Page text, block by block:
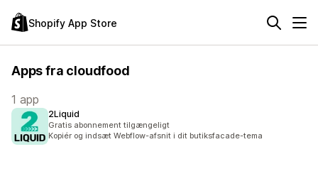
Shopify App Store
Apps fra cloudfood
1 app
2Liquid
Gratis abonnement tilgængeligt
Kopiér og indsæt Webflow-afsnit i dit butiksfacade-tema